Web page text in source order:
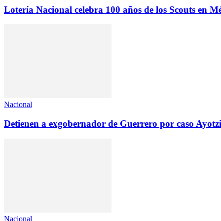
Lotería Nacional celebra 100 años de los Scouts en
Nacional
Detienen a exgobernador de Guerrero por caso
Nacional